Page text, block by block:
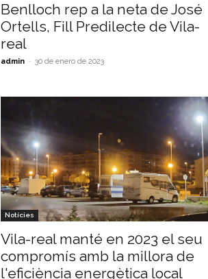
Benlloch rep a la neta de José
Ortells, Fill Predilecte de Vila-
real
admin - 30 de enero de 2023
Notícies
Vila-real manté en 2023 el seu
compromís amb la millora de
l'eficiència energètica local